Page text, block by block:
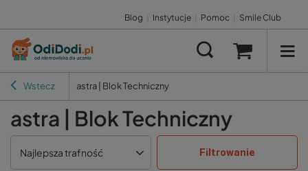
Blog Instytucje Pomoc Smile Club
Wstecz astra | Blok Techniczny
astra | Blok Techniczny
Najlepsza trafność Filtrowanie